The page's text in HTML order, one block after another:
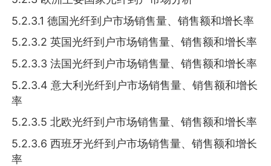
5.2.3.1 德国光纤到户市场销售量、销售额和增长率
5.2.3.2 英国光纤到户市场销售量、销售额和增长率
5.2.3.3 法国光纤到户市场销售量、销售额和增长率
5.2.3.4 意大利光纤到户市场销售量、销售额和增长
率
5.2.3.5 北欧光纤到户市场销售量、销售额和增长率
5.2.3.6 西班牙光纤到户市场销售量、销售额和增长
率